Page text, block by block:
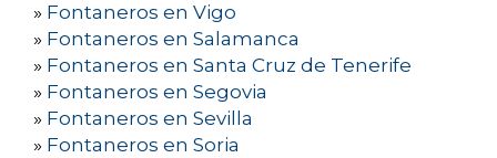
» Fontaneros en Vigo
» Fontaneros en Salamanca
» Fontaneros en Santa Cruz de Tenerife
» Fontaneros en Segovia
» Fontaneros en Sevilla
» Fontaneros en Soria